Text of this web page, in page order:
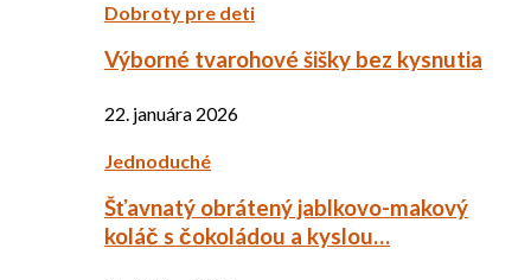
Dobroty pre deti
Výborné tvarohové šišky bez kysnutia
22. januára 2026
Jednoduché
Šťavnatý obrátený jablkovo-makový
koláč s čokoládou a kyslou…